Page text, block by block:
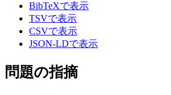
BibTeXで表示
TSVで表示
CSVで表示
JSON-LDで表示
問題の指摘